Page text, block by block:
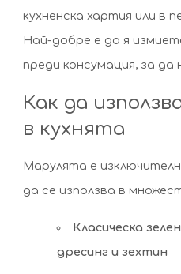
кухненска хартия или в
Най-добре е да я
преди консумация, за да
Как да
в кухнята
Марулята е
да се използва в
Класическа
дресинг и зехтин